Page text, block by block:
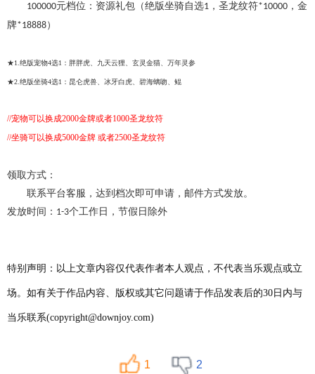
100000元档位：资源礼包（绝版坐骑自选1 ，圣龙纹符*10000 ，金
牌*18888）
★1.绝版宠物4选1：胖胖虎、九天云狸、玄灵金猫、万年灵参
★2.绝版坐骑4选1：昆仑虎兽、冰牙白虎、碧海螭吻、鲲
//宠物可以换成2000金牌或者1000圣龙纹符
//坐骑可以换成5000金牌 或者2500圣龙纹符
领取方式：
联系平台客服，达到档次即可申请，邮件方式发放。
发放时间： 1-3个工作日，节假日除外
特别声明：以上文章内容仅代表作者本人观点，不代表当乐观点或立
场。如有关于作品内容、版权或其它问题请于作品发表后的30日内与
当乐联系(copyright@downjoy.com)
1 2